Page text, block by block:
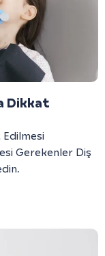
Dikkat
Gerekenler Diş